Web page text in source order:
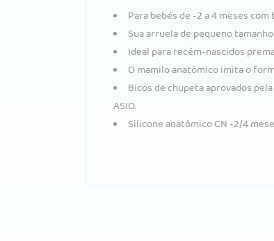
Para bebés de -2 a 4 meses
Sua arruela de pequeno
Ideal para recém-nascidos
O mamilo anatômico imita o
Bicos de chupeta aprovados
ASIO.
Silicone anatômico CN -2/4